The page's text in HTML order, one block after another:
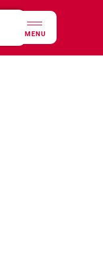
MENU